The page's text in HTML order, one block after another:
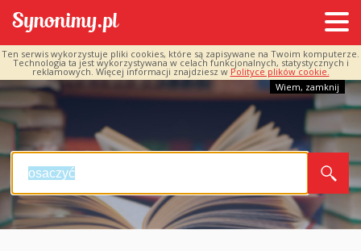
Ten serwis wykorzystuje pliki cookies, które są zapisywane na Twoim komputerze.
Technologia ta jest wykorzystywana w celach funkcjonalnych, statystycznych i
reklamowych. Więcej informacji znajdziesz w Polityce plików cookie.
Wiem, zamknij